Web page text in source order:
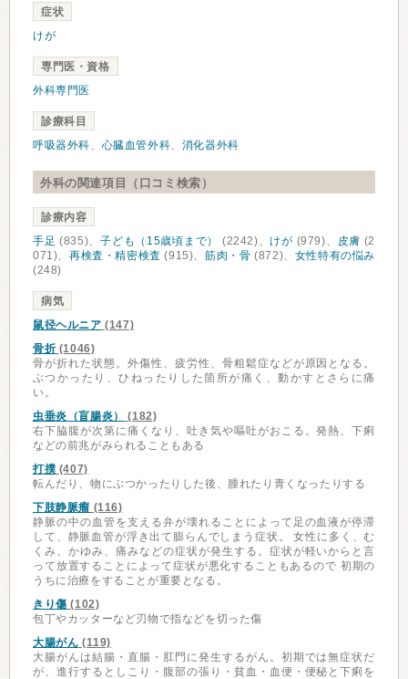
症状
けが
専門医・資格
外科専門医
診療科目
呼吸器外科、 心臓血管外科、 消化器外科
外科の関連項目（口コミ検索）
診療内容
手足 (835)、子ども（15歳頃まで） (2242)、 けが (979)、 皮膚 (2
071)、再検査・精密検査 (915)、筋肉・骨 (872)、 女性特有の悩み
(248)
病気
鼠径ヘルニア (147)
骨折(1046)
骨が折れた状態。外傷性、疲労性、骨粗鬆症などが原因となる。
ぶつかったり、ひねったりした箇所が痛く、動かすとさらに痛
い。
虫垂炎（盲腸炎）
(182)
右下脇腹が次第に痛くなり、吐き気や嘔吐がおこる。発熱、下痢
などの前兆がみられることもある
打撲 (407)
転んだり、物にぶつかったりした後、腫れたり青くなったりする
下肢静脈瘤 (116)
静脈の中の血管を支える弁が壊れることによって足の血液が停滞
して、静脈血管が浮き出て膨らんでしまう症状。 女性に多く、む
くみ、かゆみ、痛みなどの症状が発生する。症状が軽いからと言
って放置することによって症状が悪化することもあるので 初期の
うちに治療をすることが重要となる。
きり傷 (102)
包丁やカッターなど刃物で指などを切った傷
大腸がん (119)
大腸がんは結腸・直腸・肛門に発生するがん。初期では無症状だ
が、進行するとしこり・腹部の張り・貧血・血便・便秘と下痢を